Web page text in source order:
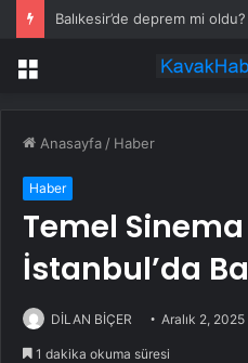
Menü
Anasayfa / Haber
Haber
Temel
İstanbul’da
DİLAN BİÇER Aralık 2, 2025
1 dakika okuma süresi